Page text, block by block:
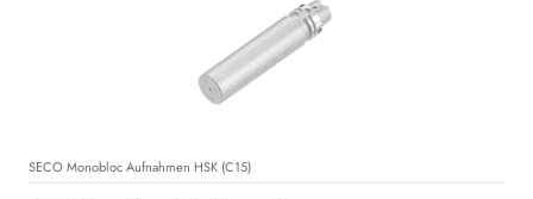
SECO Monobloc Aufnahmen HSK (C15)